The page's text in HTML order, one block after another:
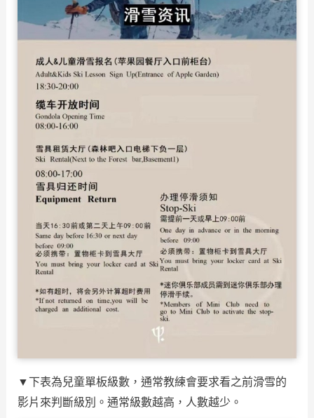
▼下表為兒童單板級數，通常教練會要求看之前滑雪的
影片來判斷級別。通常級數越高，人數越少。